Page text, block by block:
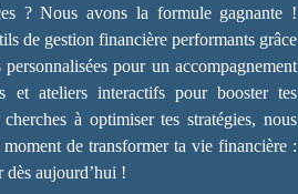
? Nous avons la formule gagnante !
de gestion financière performants grâce
pour un accompagnement
et ateliers interactifs pour booster tes
à optimiser tes stratégies, nous
de transformer ta vie financière :
dès aujourd’hui !